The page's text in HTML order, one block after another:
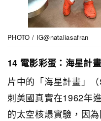
PHOTO / IG@nataliasafran
14 電影彩蛋：海星計畫
片中的「海星計畫」
刺美國真實在1962年
的太空核爆實驗，因